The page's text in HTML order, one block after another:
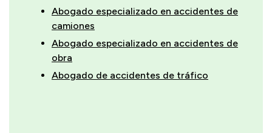
Abogado especializado en accidentes de
camiones
Abogado especializado en accidentes de
obra
Abogado de accidentes de tráfico